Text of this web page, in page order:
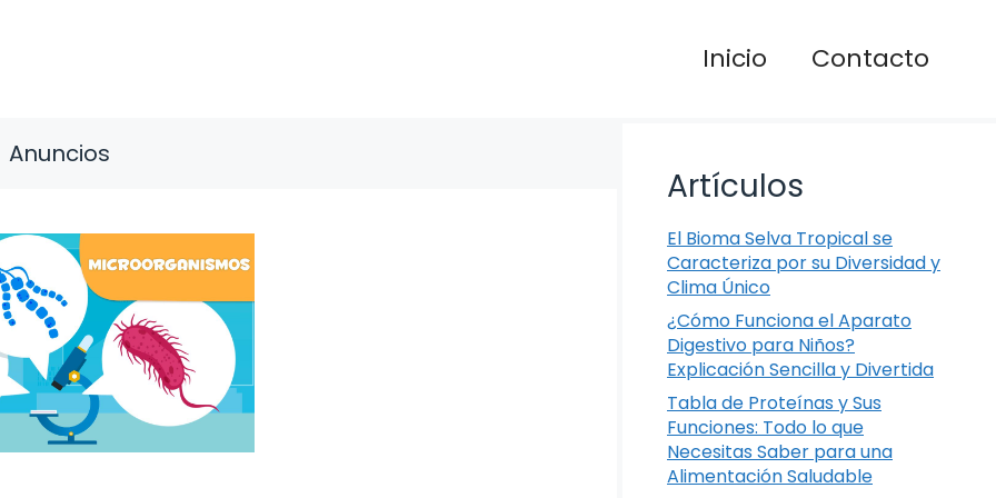
Inicio Contacto
Anuncios
Artículos
El Bioma Selva Tropical se
Caracteriza por su Diversidad y
Clima Único
¿Cómo Funciona el Aparato
Digestivo para Niños?
Explicación Sencilla y Divertida
Tabla de Proteínas y Sus
Funciones: Todo lo que
Necesitas Saber para una
Alimentación Saludable